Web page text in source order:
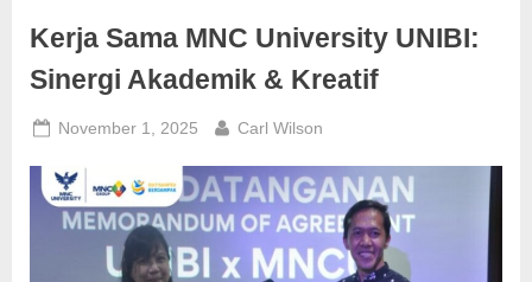
u
n
A
g
u
n
g
Kerja Sama MNC University UNIBI:
Sinergi Akademik & Kreatif
Posted
November 1, 2025 By
Carl Wilson